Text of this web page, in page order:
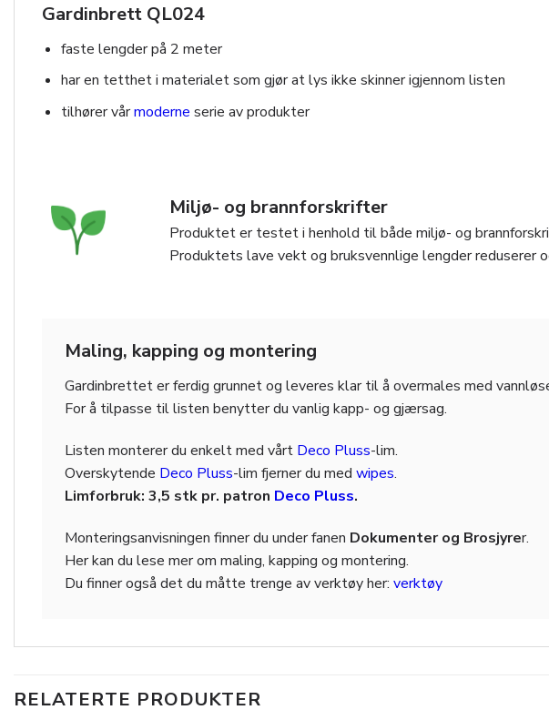
Gardinbrett QL024
faste lengder på 2 meter
har en tetthet i materialet som gjør at lys ikke skinner igjennom listen
tilhører vårmoderne serie av produkter
Miljø- og brannforskrifter
Produktet er testet i henhold til både miljø- og
Produktets lave vekt og bruksvennlige lengder reduserer
Maling, kapping og montering
Gardinbrettet er ferdig grunnet og leveres klar til å overmales med
For å tilpasse til listen benytter du vanlig kapp- og gjærsag.
Listen monterer du enkelt med vårt Deco Pluss-lim.
Overskytende Deco Pluss-lim fjerner du med wipes.
Limforbruk: 3,5 stk pr. patron Deco Pluss.
Monteringsanvisningen finner du under fanen Dokumenter og Brosjyrer.
Her kan du lese mer om maling, kapping og montering.
Du finner også det du måtte trenge av verktøy her: verktøy
RELATERTE PRODUKTER